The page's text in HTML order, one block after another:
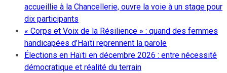
accueillie à la Chancellerie, ouvre la voie à un stage pour
dix participants
« Corps et Voix de la Résilience » : quand des femmes
handicapées d’Haïti reprennent la parole
Élections en Haïti en décembre 2026 : entre nécessité
démocratique et réalité du terrain